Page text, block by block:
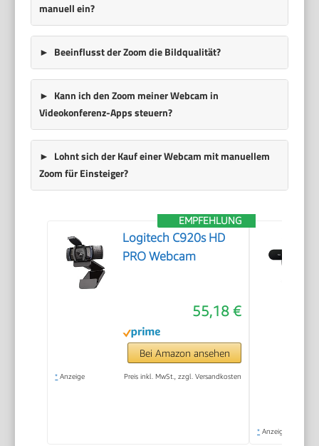
manuell ein?
Beeinflusst der Zoom die Bildqualität?
Kann ich den Zoom meiner Webcam in
Videokonferenz-Apps steuern?
Lohnt sich der Kauf einer Webcam mit manuellem
Zoom für Einsteiger?
EMPFEHLUNG
Logitech C920s HD
PRO Webcam
55,18 €
Bei Amazon ansehen
* Anzeige Preis inkl. MwSt., zzgl. Versandkosten
* Anzeige